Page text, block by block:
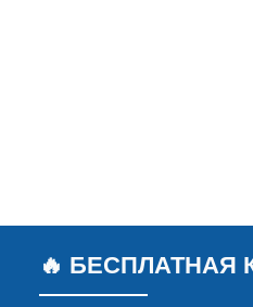
🔥 БЕСПЛАТНАЯ